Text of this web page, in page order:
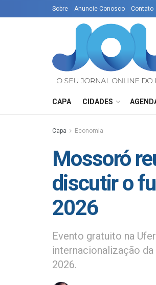
Sobre Anuncie Conosco Contato
CAPA CIDADES
Capa Economia
Mossoró
discutir o
2026
Evento gratuito na
internacionalização
2026.